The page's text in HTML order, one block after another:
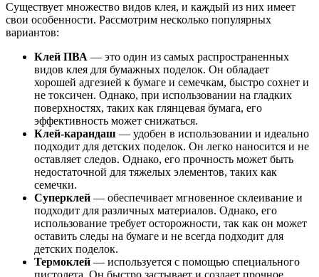
Существует множество видов клея, и каждый из них имеет
свои особенности. Рассмотрим несколько популярных
вариантов:
Клей ПВА — это один из самых распространенных
видов клея для бумажных поделок. Он обладает
хорошей адгезией к бумаге и семечкам, быстро сохнет и
не токсичен. Однако, при использовании на гладких
поверхностях, таких как глянцевая бумага, его
эффективность может снижаться.
Клей-карандаш — удобен в использовании и идеально
подходит для детских поделок. Он легко наносится и не
оставляет следов. Однако, его прочность может быть
недостаточной для тяжелых элементов, таких как
семечки.
Суперклей — обеспечивает мгновенное склеивание и
подходит для различных материалов. Однако, его
использование требует осторожности, так как он может
оставить следы на бумаге и не всегда подходит для
детских поделок.
Термоклей — используется с помощью специального